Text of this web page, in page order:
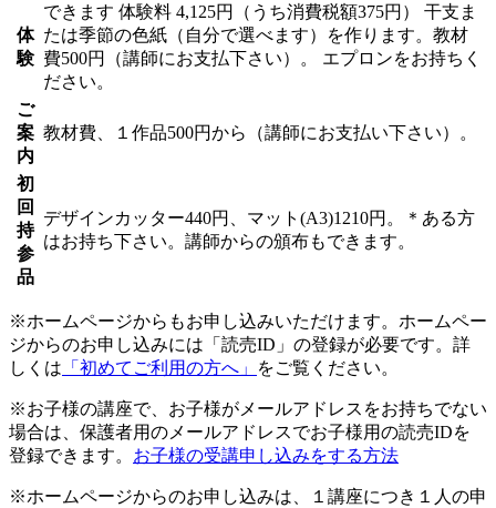
体
験
できます 体験料 4,125円（うち消費税額375円） 干支ま
たは季節の色紙（自分で選べます）を作ります。教材
費500円（講師にお支払下さい）。 エプロンをお持ちく
ださい。
ご
案
内
教材費、１作品500円から（講師にお支払い下さい）。
初
回
持
参
品
デザインカッター440円、マット(A3)1210円。＊ある方
はお持ち下さい。講師からの頒布もできます。
※ホームページからもお申し込みいただけます。ホームペー
ジからのお申し込みには「読売ID」の登録が必要です。詳
しくは 「初めてご利用の方へ」 をご覧ください。
※お子様の講座で、お子様がメールアドレスをお持ちでない
場合は、保護者用のメールアドレスでお子様用の読売IDを
登録できます。 お子様の受講申し込みをする方法
※ホームページからのお申し込みは、１講座につき１人の申